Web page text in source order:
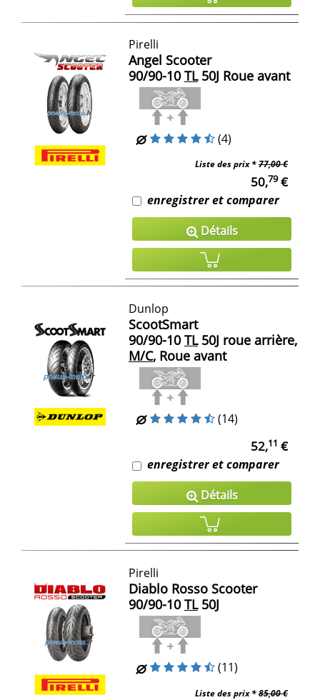
Pirelli
Angel Scooter
90/90-10 TL50J Roue avant
(4)
Liste des prix *77,00 €
50,79€
enregistrer et comparer
Détails
Dunlop
ScootSmart
90/90-10 TL50J roue arrière,
M/C, Roue avant
(14)
52,11 €
enregistrer et comparer
Détails
Pirelli
Diablo Rosso Scooter
90/90-10 TL50J
(11)
Liste des prix *85,00 €